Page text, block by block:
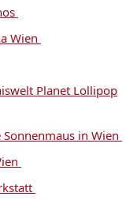
Wien
Planet Lollipop
in Wien